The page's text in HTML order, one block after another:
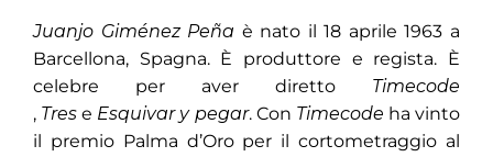
Juanjo Giménez Peña è nato il 18 aprile 1963 a
Barcellona, Spagna. È produttore e regista. È
celebre per aver diretto Timecode
, Tres e Esquivar y pegar. Con Timecode ha vinto
il premio Palma d’Oro per il cortometraggio al